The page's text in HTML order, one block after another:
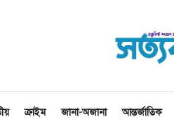
ক্রাইম জানা-অজানা আন্তর্জাতিক